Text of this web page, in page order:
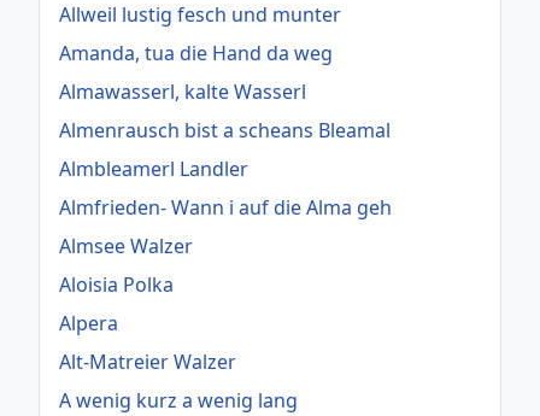
Allweil lustig fesch und munter
Amanda, tua die Hand da weg
Almawasserl, kalte Wasserl
Almenrausch bist a scheans Bleamal
Almbleamerl Landler
Almfrieden- Wann i auf die Alma geh
Almsee Walzer
Aloisia Polka
Alpera
Alt-Matreier Walzer
A wenig kurz a wenig lang